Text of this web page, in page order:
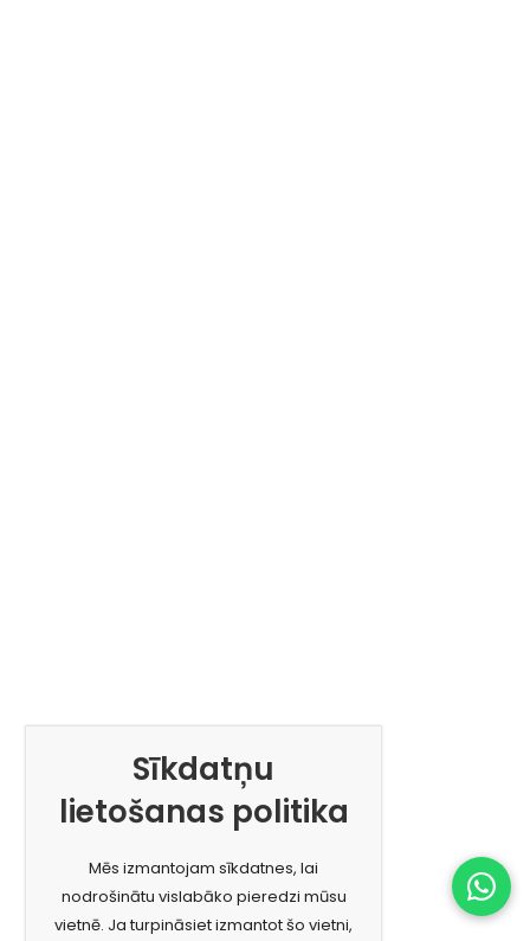
Sīkdatņu
lietošanas politika
Mēs izmantojam sīkdatnes, lai
nodrošinātu vislabāko pieredzi mūsu
vietnē. Ja turpināsiet izmantot šo vietni,